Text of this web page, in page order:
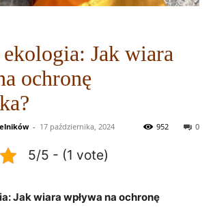
Jak wiara
ochronę
- 17 października, 2024 0
952
5/5 - (1 vote)
Jak wiara wpływa na ochronę